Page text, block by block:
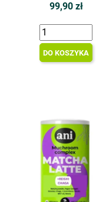
99,90 zł
DO KOSZYKA